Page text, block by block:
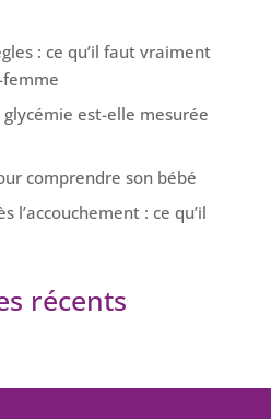
: ce qu’il faut vraiment
femme
est-elle mesurée
comprendre son bébé
l’accouchement : ce qu’il
récents